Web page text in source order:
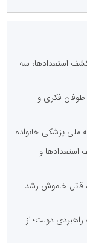
استعدادها، سه
طوفان فکری و
ملی پزشکی خانواده
و
قاتل خاموش رشد
دولت؛ از